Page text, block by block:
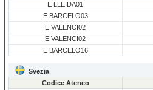
E LLEIDA01
E BARCELO03
E VALENCI02
E VALENCI02
E BARCELO16
Svezia
Codice Ateneo